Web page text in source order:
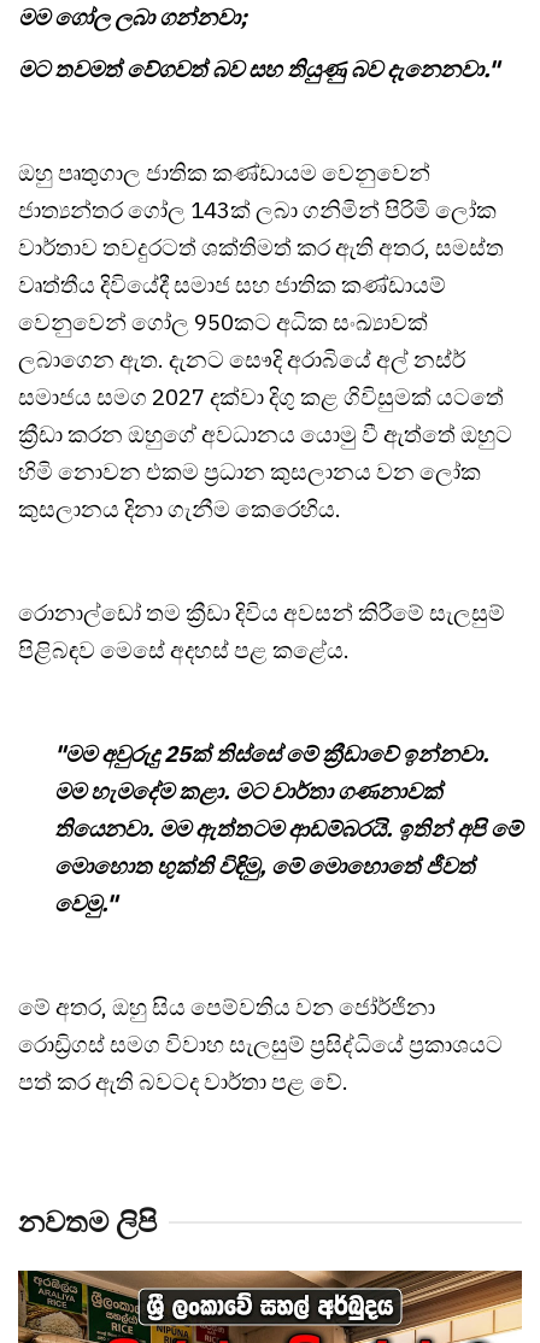
මම ගෝල ලබා ගන්නවා;
මට තවමත් වේගවත් බව සහ තියුණු බව දැනෙනවා."
ඔහු පෘතුගාල ජාතික කණ්ඩායම වෙනුවෙන්
ජාත්‍යන්තර ගෝල 143ක් ලබා ගනිමින් පිරිමි ලෝක
වාර්තාව තවදුරටත් ශක්තිමත් කර ඇති අතර, සමස්ත
වෘත්තීය දිවියේදී සමාජ සහ ජාතික කණ්ඩායම්
වෙනුවෙන් ගෝල 950කට අධික සංඛ්‍යාවක්
ලබාගෙන ඇත. දැනට සෞදි අරාබියේ අල් නස්ර්
සමාජය සමග 2027 දක්වා දිගු කළ ගිවිසුමක් යටතේ
ක්‍රීඩා කරන ඔහුගේ අවධානය යොමු වී ඇත්තේ ඔහුට
හිමි නොවන එකම ප්‍රධාන කුසලානය වන ලෝක
කුසලානය දිනා ගැනීම කෙරෙහිය.
රොනාල්ඩෝ තම ක්‍රීඩා දිවිය අවසන් කිරීමේ සැලසුම්
පිළිබඳව මෙසේ අදහස් පළ කළේය.
"මම අවුරුදු 25ක් තිස්සේ මේ ක්‍රීඩාවේ ඉන්නවා.
මම හැමදේම කළා. මට වාර්තා ගණනාවක්
තියෙනවා. මම ඇත්තටම ආඩම්බරයි. ඉතින් අපි මේ
මොහොත භුක්ති විඳිමු, මේ මොහොතේ ජීවත්
වෙමු."
මේ අතර, ඔහු සිය පෙම්වතිය වන ජෝර්ජිනා
රොඩ්‍රිගස් සමග විවාහ සැලසුම් ප්‍රසිද්ධියේ ප්‍රකාශයට
පත් කර ඇති බවටද වාර්තා පළ වේ.
නවතම ලිපි